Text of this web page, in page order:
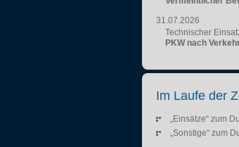
31.07.2026
Technischer
PKW nach
Im Laufe der
„Einsätze“ zum
„Sonstige“ zum